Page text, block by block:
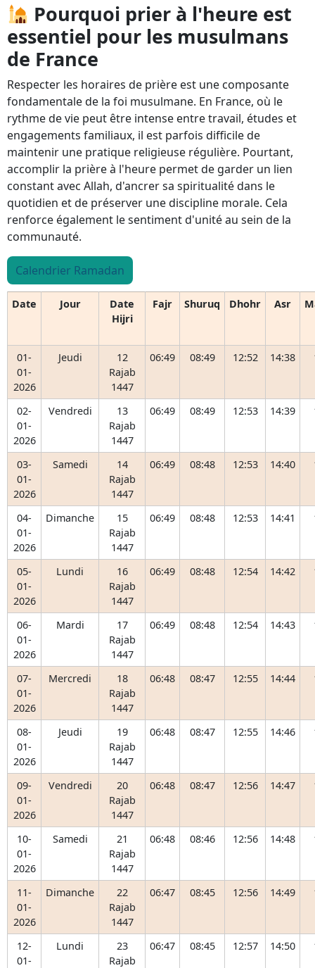
Pourquoi prier à l'heure est
essentiel pour les musulmans
de France
Respecter les horaires de prière est une composante
fondamentale de la foi musulmane. En France, où le
rythme de vie peut être intense entre travail, études et
engagements familiaux, il est parfois difficile de
maintenir une pratique religieuse régulière. Pourtant,
accomplir la prière à l'heure permet de garder un lien
constant avec Allah, d'ancrer sa spiritualité dans le
quotidien et de préserver une discipline morale. Cela
renforce également le sentiment d'unité au sein de la
communauté.
Calendrier Ramadan
Date Jour
Date
Hijri
Fajr Shuruq Dhohr Asr
01-
01-
2026
Jeudi
12
Rajab
1447
06:49 08:49 12:52 14:38
02-
01-
2026
Vendredi
13
Rajab
1447
06:49 08:49 12:53 14:39
03-
01-
2026
Samedi
14
Rajab
1447
06:49 08:48 12:53 14:40
04-
01-
2026
Dimanche
15
Rajab
1447
06:49 08:48 12:53 14:41
05-
01-
2026
Lundi
16
Rajab
1447
06:49 08:48 12:54 14:42
06-
01-
2026
Mardi
17
Rajab
1447
06:49 08:48 12:54 14:43
07-
01-
2026
Mercredi
18
Rajab
1447
06:48 08:47 12:55 14:44
08-
01-
2026
Jeudi
19
Rajab
1447
06:48 08:47 12:55 14:46
09-
01-
2026
Vendredi
20
Rajab
1447
06:48 08:47 12:56 14:47
10-
01-
2026
Samedi
21
Rajab
1447
06:48 08:46 12:56 14:48
11-
01-
2026
Dimanche
22
Rajab
1447
06:47 08:45 12:56 14:49
12-
01-
Lundi
23
Rajab
06:47 08:45 12:57 14:50